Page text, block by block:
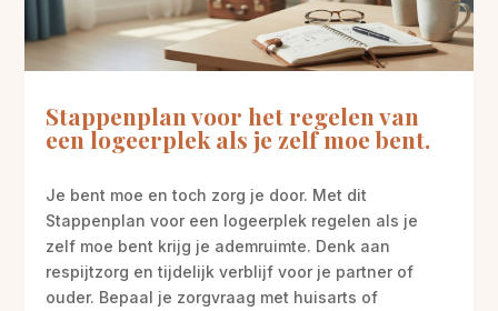
Stappenplan voor het regelen van
een logeerplek als je zelf moe bent.
Je bent moe en toch zorg je door. Met dit
Stappenplan voor een logeerplek regelen als je
zelf moe bent krijg je ademruimte. Denk aan
respijtzorg en tijdelijk verblijf voor je partner of
ouder. Bepaal je zorgvraag met huisarts of